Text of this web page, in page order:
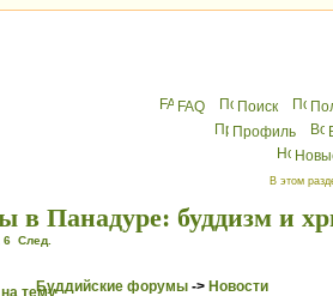
FAQ Поиск
Профиль
В этом
в Панадуре: буддизм и
6 След.
Буддийские форумы -> Новости